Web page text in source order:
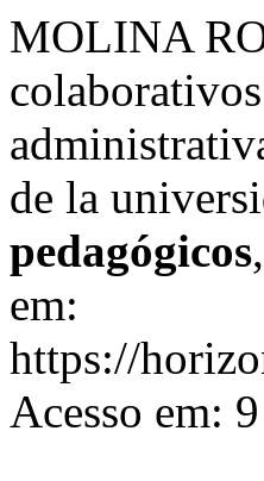
MOLINA
de la
pedagógicos,
em:
https://
Acesso em: